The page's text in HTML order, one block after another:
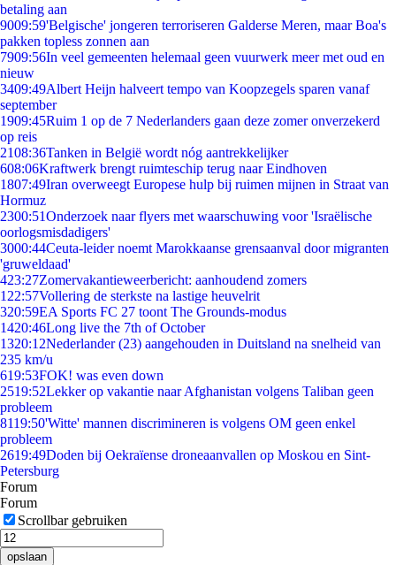
betaling aan
9009:59'Belgische' jongeren terroriseren Galderse Meren, maar Boa's
pakken topless zonnen aan
7909:56In veel gemeenten helemaal geen vuurwerk meer met oud en
nieuw
3409:49Albert Heijn halveert tempo van Koopzegels sparen vanaf
september
1909:45Ruim 1 op de 7 Nederlanders gaan deze zomer onverzekerd
op reis
2108:36Tanken in België wordt nóg aantrekkelijker
608:06Kraftwerk brengt ruimteschip terug naar Eindhoven
1807:49Iran overweegt Europese hulp bij ruimen mijnen in Straat van
Hormuz
2300:51Onderzoek naar flyers met waarschuwing voor 'Israëlische
oorlogsmisdadigers'
3000:44Ceuta-leider noemt Marokkaanse grensaanval door migranten
'gruweldaad'
423:27Zomervakantieweerbericht: aanhoudend zomers
1 22:57Vollering de sterkste na lastige heuvelrit
320:59EA Sports FC 27 toont The Grounds-modus
1420:46Long live the 7th of October
1320:12Nederlander (23) aangehouden in Duitsland na snelheid van
235 km/u
619:53FOK! was even down
2519:52Lekker op vakantie naar Afghanistan volgens Taliban geen
probleem
8119:50'Witte' mannen discrimineren is volgens OM geen enkel
probleem
2619:49Doden bij Oekraïense droneaanvallen op Moskou en Sint-
Petersburg
Forum
Forum
Scrollbar gebruiken
opslaan